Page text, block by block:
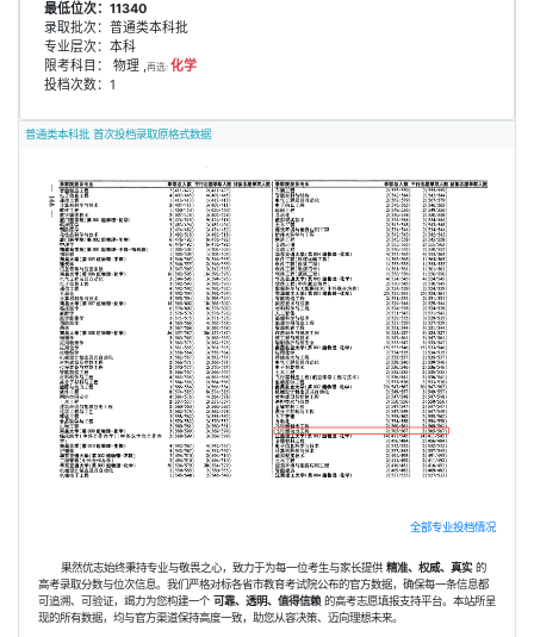
最低位次：11340
录取批次：普通类本科批
专业层次：本科
限考科目： 物理 ,再选: 化学
投档次数：1
普通类本科批 首次投档录取原格式数据
全部专业投档情况
果然优志始终秉持专业与敬畏之心，致力于为每一位考生与家长提供 精准、权威、真实的
高考录取分数与位次信息。我们严格对标各省市教育考试院公布的官方数据，确保每一条信息都
可追溯、可验证，竭力为您构建一个 可靠、透明、值得信赖 的高考志愿填报支持平台。本站所呈
现的所有数据，均与官方渠道保持高度一致，助您从容决策、迈向理想未来。